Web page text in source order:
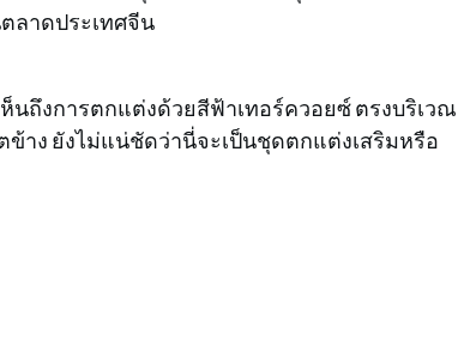
ลาดประเทศจีน
นถึงการตกแต่งด้วยสีฟ้าเทอร์ควอยซ์ ตรงบริเวณ
าง ยังไม่แน่ชัดว่านี่จะเป็นชุดตกแต่งเสริมหรือ